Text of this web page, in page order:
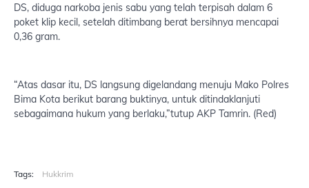
DS, diduga narkoba jenis sabu yang telah terpisah dalam 6
poket klip kecil, setelah ditimbang berat bersihnya mencapai
0,36 gram.
“Atas dasar itu, DS langsung digelandang menuju Mako Polres
Bima Kota berikut barang buktinya, untuk ditindaklanjuti
sebagaimana hukum yang berlaku,”tutup AKP Tamrin. (Red)
Tags: Hukkrim